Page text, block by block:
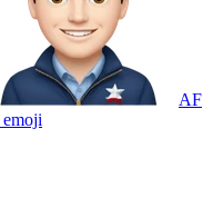
AF
emoji